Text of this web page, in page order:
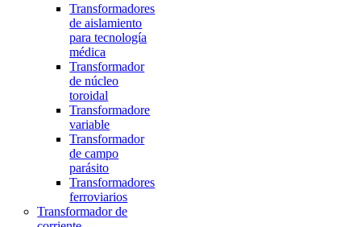
Transformadores
de aislamiento
para tecnología
médica
Transformador
de núcleo
toroidal
Transformadore
variable
Transformador
de campo
parásito
Transformadores
ferroviarios
Transformador de